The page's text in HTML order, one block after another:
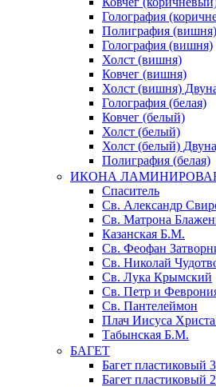
Голография
Полиграфия (вишня)
Голография (вишня)
Холст (вишня)
Ковчег (вишня)
Холст (вишня)
Голография (белая)
Ковчег (белый)
Холст (белый)
Холст (белый)
Полиграфия (белая)
ИКОНА
Спаситель
Св. Александр
Св. Матрона
Казанская Б.М.
Св. Феофан
Св. Николай
Св. Лука Крымский
Св. Петр и
Св. Пантелеймон
Плач Иисуса Христа
Табынская Б.М.
БАГЕТ
Багет пластиковый
Багет пластиковый